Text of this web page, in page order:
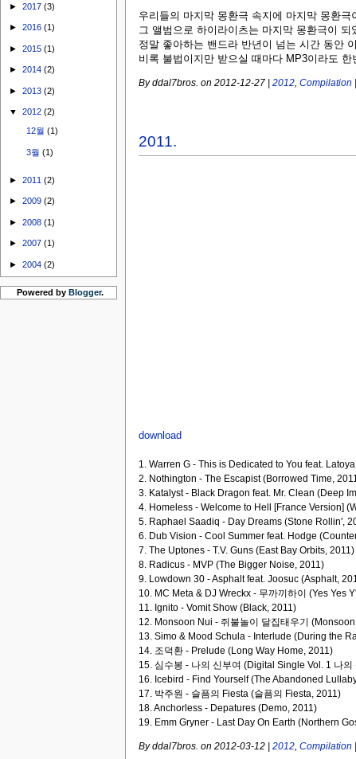
► 2017 (3)
► 2016 (1)
► 2015 (1)
► 2014 (2)
► 2013 (2)
▼ 2012 (2)
12월 (1)
3월 (1)
► 2011 (2)
► 2009 (2)
► 2008 (1)
► 2007 (1)
► 2004 (2)
Powered by Blogger.
우리들의 마지막 몽환극 속지에 마지막 몽환
그 앨범으로 하이라이츠는 마지막 몽환극이
정말 좋아하는 밴드라 반년이 넘는 시간 동안
비록 불법이지만 받으실 때마다 MP3이라도
By ddal7bros. on 2012-12-27 2012 Compilation
2011.
download
1. Warren G - This is Dedicated to You feat.
2. Nothington - The Escapist(Borrowed Time,
3. Katalyst - Black Dragon feat. Mr. Clean (Deep
4. Homeless - Welcome to Hell [France Version]
5. Raphael Saadiq - Day Dreams (Stone Rollin',
6. Dub Vision - Cool Summer feat. Hodge
7. The Uptones - T.V. Guns (East Bay Orbits, 2011)
8. Radicus - MVP (The Bigger Noise, 2011)
9. Lowdown 30 - Asphalt feat. Joosuc (Asphalt,
10. MC Meta & DJ Wreckx - 무까끼하이 (Yes Yes
11. Ignito - Vomit Show (Black, 2011)
12. Monsoon Nui - 쥐불놀이 달집태우기
13. Simo & Mood Schula - Interlude (During the
14. 조덕환 - Prelude (Long Way Home, 2011)
15. 심수봉 - 나의 신부여 (Digital Single Vol. 1 나의
16. Icebird - Find Yourself(The Abandoned
17. 박주원 - 슬픔의 Fiesta (슬픔의 Fiesta, 2011)
18. Anchorless - Depatures (Demo, 2011)
19. Emm Gryner - Last Day On Earth (Northern
By ddal7bros. on 2012-03-12 | 2012 Compilation |